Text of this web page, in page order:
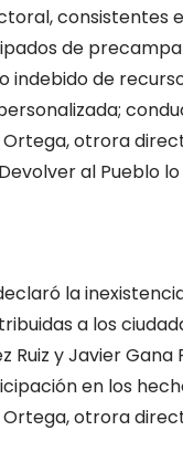
consistentes
de
indebido de
Ortega, otrora
al Pueblo lo
la
a los
Ruiz y Javier Gana
en los
Ortega, otrora